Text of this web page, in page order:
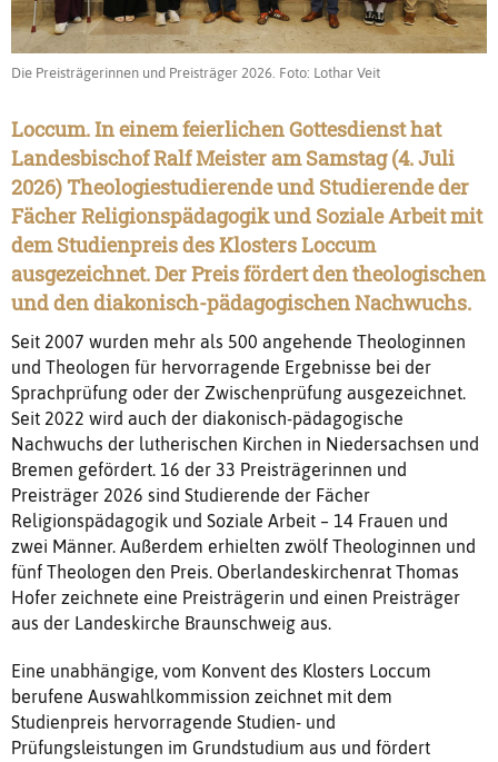
Die Preisträgerinnen und Preisträger 2026. Foto: Lothar Veit
Loccum. In einem feierlichen Gottesdienst hat
Landesbischof Ralf Meister am Samstag (4. Juli
2026) Theologiestudierende und Studierende der
Fächer Religionspädagogik und Soziale Arbeit mit
dem Studienpreis des Klosters Loccum
ausgezeichnet. Der Preis fördert den theologischen
und den diakonisch-pädagogischen Nachwuchs.
Seit 2007 wurden mehr als 500 angehende Theologinnen
und Theologen für hervorragende Ergebnisse bei der
Sprachprüfung oder der Zwischenprüfung ausgezeichnet.
Seit 2022 wird auch der diakonisch-pädagogische
Nachwuchs der lutherischen Kirchen in Niedersachsen und
Bremen gefördert. 16 der 33 Preisträgerinnen und
Preisträger 2026 sind Studierende der Fächer
Religionspädagogik und Soziale Arbeit – 14 Frauen und
zwei Männer. Außerdem erhielten zwölf Theologinnen und
fünf Theologen den Preis. Oberlandeskirchenrat Thomas
Hofer zeichnete eine Preisträgerin und einen Preisträger
aus der Landeskirche Braunschweig aus.
Eine unabhängige, vom Konvent des Klosters Loccum
berufene Auswahlkommission zeichnet mit dem
Studienpreis hervorragende Studien- und
Prüfungsleistungen im Grundstudium aus und fördert